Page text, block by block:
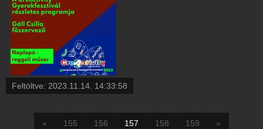
Feltöltve: 2023.11.14. 14:33:58
« 155 156 157 158 159 »